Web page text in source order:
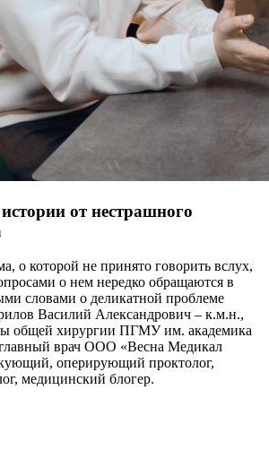
от нестрашного
о которой не принято говорить вслух,
о нем нередко обращаются в
словами о деликатной проблеме
Василий Александрович – к.м.н.,
общей хирургии ПГМУ им. академика
врач ООО «Весна Медикал
оперирующий проктолог,
медицинский блогер.